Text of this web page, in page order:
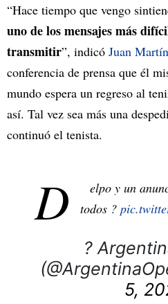
“Hace tiempo que vengo
uno de los mensajes más
transmitir”, indicó Juan
conferencia de prensa que él
mundo espera un regreso al
así. Tal vez sea más una
continuó el tenista.
D
elpo y un
todos ?
?
5,